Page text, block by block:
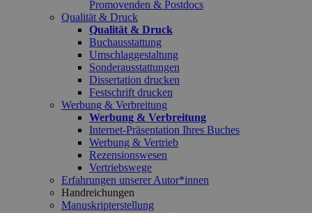
Promovenden & Postdocs
Qualität & Druck
Qualität & Druck
Buchausstattung
Umschlaggestaltung
Sonderausstattungen
Dissertation drucken
Festschrift drucken
Werbung & Verbreitung
Werbung & Verbreitung
Internet-Präsentation Ihres Buches
Werbung & Vertrieb
Rezensionswesen
Vertriebswege
Erfahrungen unserer Autor*innen
Handreichungen
Manuskripterstellung